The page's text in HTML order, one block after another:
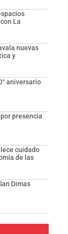
La
nuevas
y
aniversario
presencia
cuidado
de las
Dimas